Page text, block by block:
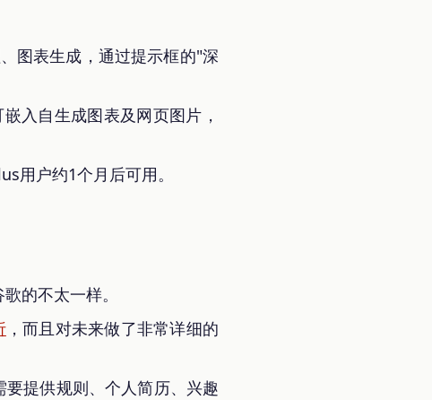
图表生成，通过提示框的"深
入自生成图表及网页图片，
用户约1个月后可用。
歌的不太一样。
，而且对未来做了非常详细的
要提供规则、个人简历、兴趣